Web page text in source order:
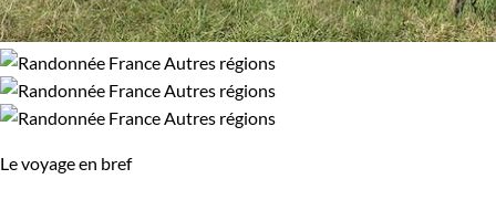
Le voyage en bref